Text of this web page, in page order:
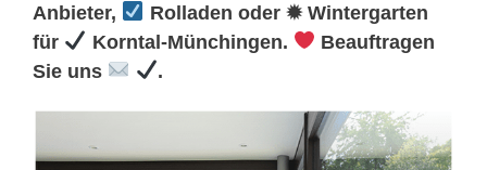
Anbieter,
Rolladen oder ✹ Wintergarten
für
Korntal-Münchingen.
Beauftragen
Sie uns
.